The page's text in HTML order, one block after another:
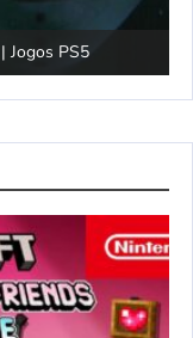
Jogos PS5